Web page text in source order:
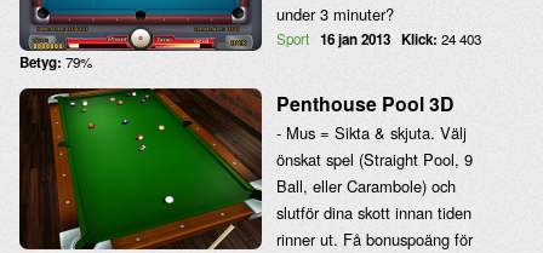
under 3 minuter?
Sport 16 jan 2013 Klick: 24 403
Betyg: 79%
Penthouse Pool 3D
- Mus = Sikta & skjuta. Välj
önskat spel (Straight Pool, 9
Ball, eller Carambole) och
slutför dina skott innan tiden
rinner ut. Få bonuspoäng för